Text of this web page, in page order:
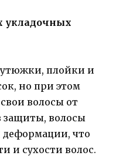
укладочных
плойки и
но при этом
волосы от
защиты, волосы
деформации, что
и сухости волос.